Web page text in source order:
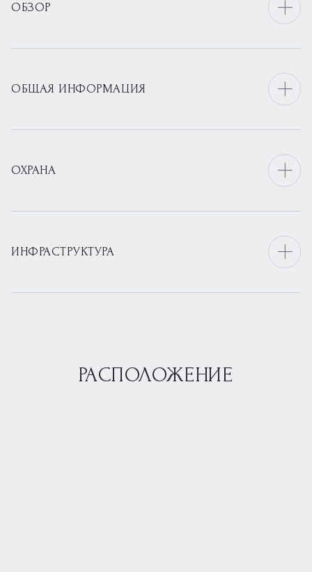
ОБЗОР
ОБЩАЯ ИНФОРМАЦИЯ
ОХРАНА
ИНФРАСТРУКТУРА
РАСПОЛОЖЕНИЕ